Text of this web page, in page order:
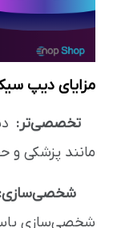
مزایای دیپ
تخصصی‌تر:
مانند پزشکی و
شخصی‌سازی